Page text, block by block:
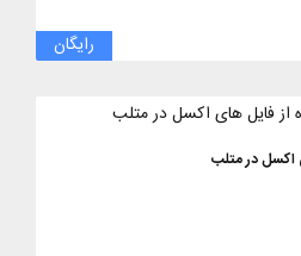
رایگان
اکسل در متلب